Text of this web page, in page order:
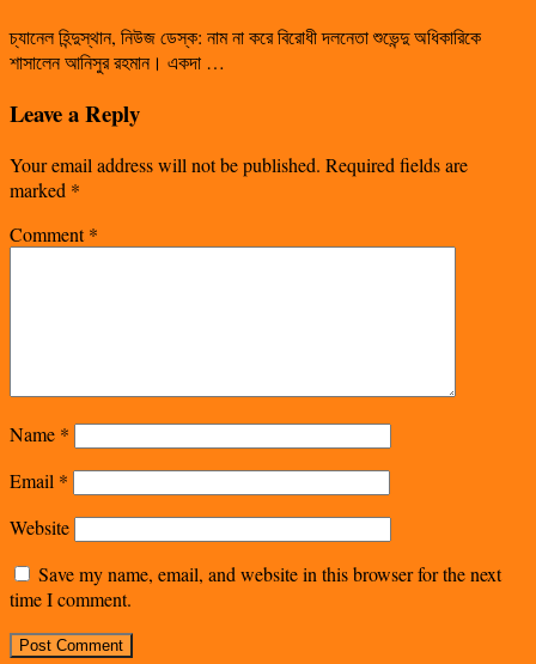
চ্যানেল হিন্দুস্থান, নিউজ ডেস্ক: নাম না করে বিরোধী দলনেতা শুভেন্দু অধিকারিকে
শাসালেন আনিসুর রহমান। একদা …
Leave a Reply
Your email address will not be published. Required fields are
marked *
Comment*
Name *
Email *
Website
Save my name, email, and website in this browser for the next
time I comment.